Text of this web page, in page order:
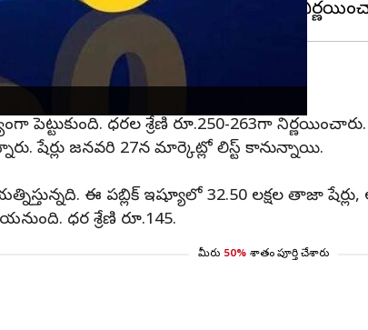
పెట్టుకుంది. ధరల శ్రేణి రూ.250-263గా
షేర్లు జనవరి 27న మార్కెట్లో లిస్ట్‌ కానున్నాయి.
ఈ పబ్లిక్‌ ఇష్యూలో 32.50 లక్షల తాజా
ధర శ్రేణి రూ.145.
మీరు 50% శాతం పూర్తి చేశారు